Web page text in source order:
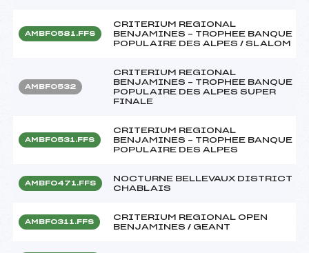
AMBF0581.FFS
CRITERIUM REGIONAL
BENJAMINES – TROPHEE BANQUE
POPULAIRE DES ALPES / SLALOM
AMBF0532
CRITERIUM REGIONAL
BENJAMINES – TROPHEE BANQUE
POPULAIRE DES ALPES SUPER
FINALE
AMBF0531.FFS
CRITERIUM REGIONAL
BENJAMINES – TROPHEE BANQUE
POPULAIRE DES ALPES
AMBF0471.FFS
NOCTURNE BELLEVAUX DISTRICT
CHABLAIS
AMBF0311.FFS
CRITERIUM REGIONAL OPEN
BENJAMINES / GEANT